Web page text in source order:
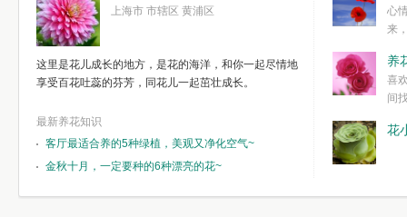
上海市 市辖区 黄浦区
这里是花儿成长的地方，是花的海洋，和你一起尽情地
享受百花吐蕊的芬芳，同花儿一起茁壮成长。
最新养花知识
客厅最适合养的5种绿植，美观又净化空气~
金秋十月，一定要种的6种漂亮的花~
心
来
简单愉快的心
我们自己复杂
养
喜
间
花